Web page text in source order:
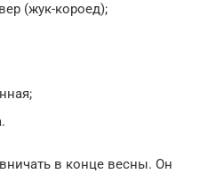
(жук-короед);
в конце весны. Он